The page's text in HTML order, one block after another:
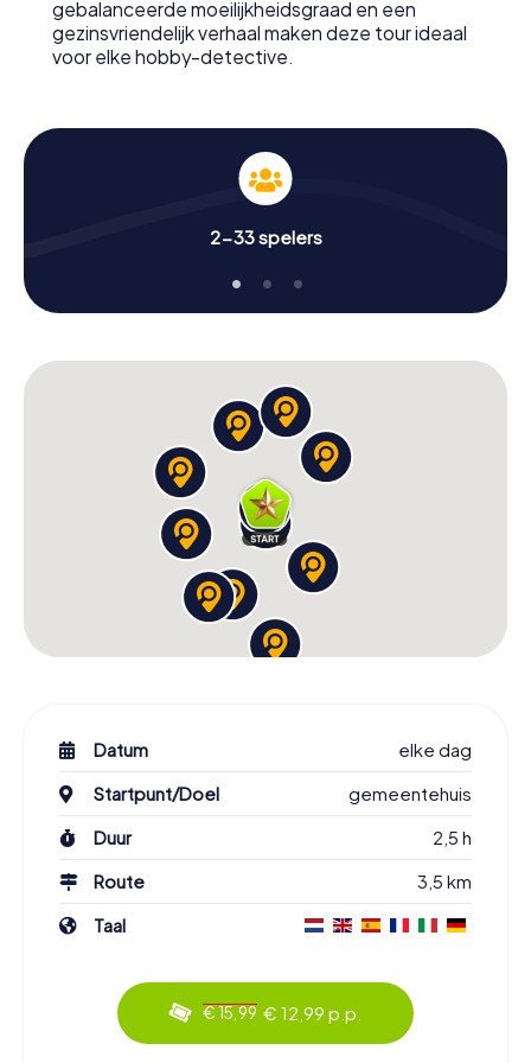
Waar wacht je nog op? Narva rekent op je!
gebalanceerde moeilijkheidsgraad en een
gezinsvriendelijk verhaal maken deze tour ideaal
voor elke hobby-detective.
2-33 spelers
Datum
elke dag
Startpunt/Doel
gemeentehuis
Duur
2,5 h
Route
3,5 km
Taal
€ 15,99 € 12,99 p.p.